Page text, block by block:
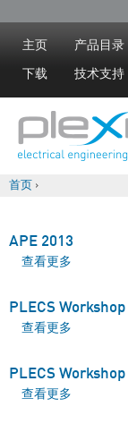
主页 产品目录
下载 技术支持
首页 ›
APE 2013
查看更多
PLECS Workshop
查看更多
PLECS Workshop
查看更多